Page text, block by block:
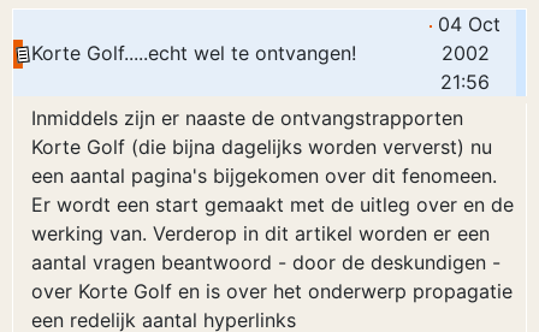
Korte Golf.....echt wel te ontvangen!
04 Oct
2002
21:56
Inmiddels zijn er naaste de ontvangstrapporten
Korte Golf (die bijna dagelijks worden ververst) nu
een aantal pagina's bijgekomen over dit fenomeen.
Er wordt een start gemaakt met de uitleg over en de
werking van. Verderop in dit artikel worden er een
aantal vragen beantwoord - door de deskundigen -
over Korte Golf en is over het onderwerp propagatie
een redelijk aantal hyperlinks